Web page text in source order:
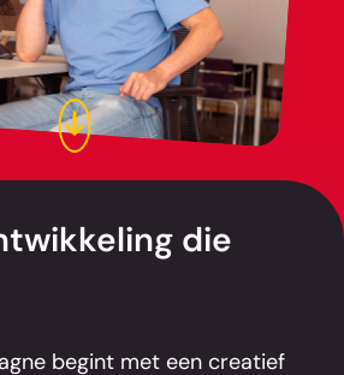
die
begint met een creatief